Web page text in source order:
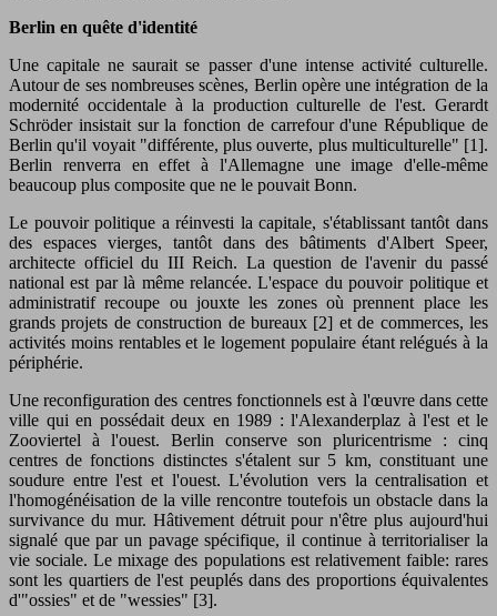
Berlin en quête d'identité
Une capitale ne saurait se passer d'une intense activité culturelle.
Autour de ses nombreuses scènes, Berlin opère une intégration de la
modernité occidentale à la production culturelle de l'est. Gerardt
Schröder insistait sur la fonction de carrefour d'une République de
Berlin qu'il voyait "différente, plus ouverte, plus multiculturelle" [1].
Berlin renverra en effet à l'Allemagne une image d'elle-même
beaucoup plus composite que ne le pouvait Bonn.
Le pouvoir politique a réinvesti la capitale, s'établissant tantôt dans
des espaces vierges, tantôt dans des bâtiments d'Albert Speer,
architecte officiel du III Reich. La question de l'avenir du passé
national est par là même relancée. L'espace du pouvoir politique et
administratif recoupe ou jouxte les zones où prennent place les
grands projets de construction de bureaux [2] et de commerces, les
activités moins rentables et le logement populaire étant relégués à la
périphérie.
Une reconfiguration des centres fonctionnels est à l'œuvre dans cette
ville qui en possédait deux en 1989 : l'Alexanderplaz à l'est et le
Zooviertel à l'ouest. Berlin conserve son pluricentrisme : cinq
centres de fonctions distinctes s'étalent sur 5 km, constituant une
soudure entre l'est et l'ouest. L'évolution vers la centralisation et
l'homogénéisation de la ville rencontre toutefois un obstacle dans la
survivance du mur. Hâtivement détruit pour n'être plus aujourd'hui
signalé que par un pavage spécifique, il continue à territorialiser la
vie sociale. Le mixage des populations est relativement faible: rares
sont les quartiers de l'est peuplés dans des proportions équivalentes
d'"ossies" et de "wessies" [3].